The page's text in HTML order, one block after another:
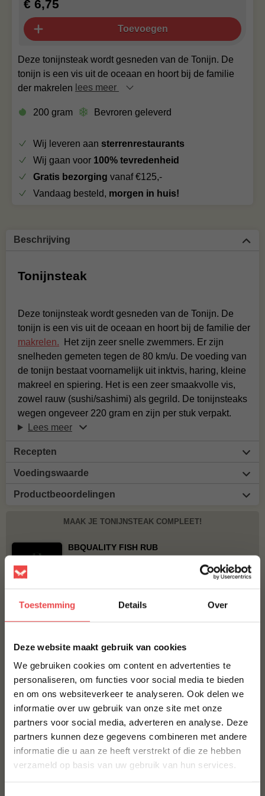
Toestemming Details Over
Deze website maakt gebruik van cookies
We gebruiken cookies om content en advertenties te
personaliseren, om functies voor social media te bieden
en om ons websiteverkeer te analyseren. Ook delen we
informatie over uw gebruik van onze site met onze
partners voor social media, adverteren en analyse. Deze
partners kunnen deze gegevens combineren met andere
informatie die u aan ze heeft verstrekt of die ze hebben
verzameld op basis van uw gebruik van hun services.
Deze tonijnsteak wordt gesneden van de Tonijn. De
tonijn is een vis uit de oceaan en hoort bij de familie
der makrelen lees meer
200 gram Bevroren geleverd
€ 6,75
Toevoegen
Wij leveren aan sterrenrestaurants
Wij gaan voor 100% tevredenheid
Gratis bezorging vanaf €125,-
Vandaag besteld, morgen in huis!
Beschrijving
Tonijnsteak
Deze tonijnsteak wordt gesneden van de Tonijn. De
tonijn is een vis uit de oceaan en hoort bij de familie der
makrelen. Het zijn zeer snelle zwemmers. Er zijn
snelheden gemeten tegen de 80 km/u. De voeding van
de tonijn bestaat voornamelijk uit inktvis, haring, kleine
makreel en spiering. Het is een zeer smaakvolle vis,
zowel rauw (sushi/sashimi) als gegrild. De tonijnsteaks
wegen ongeveer 220 gram en zijn per stuk verpakt.
Lees meer
Recepten
Voedingswaarde
Productbeoordelingen
MAAK JE TONIJNSTEAK COMPLEET!
BBQUALITY FISH RUB
€ 10,50
Bestel alles
Angus kogelbiefstuk
(9
Jalapeño cheddar worst
10% korting op je
eerste bestelling*
Schrijf je in voor onze nieuwsbrief en ontvang direct
10% korting op jouw eerste bestelling.
VOORNAAM